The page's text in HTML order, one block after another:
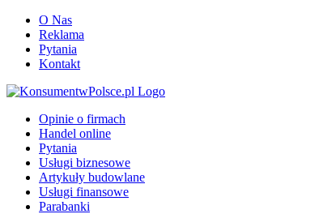
O Nas
Reklama
Pytania
Kontakt
Opinie o firmach
Handel online
Pytania
Usługi biznesowe
Artykuły budowlane
Usługi finansowe
Parabanki